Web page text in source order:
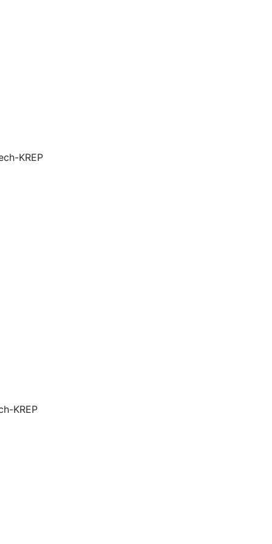
KREP
KREP